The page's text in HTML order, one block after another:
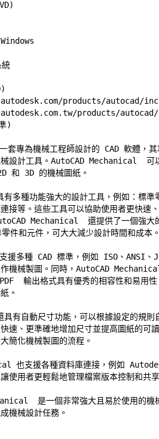
products/autocad/
products/
專為機械工程師設計的 CAD 軟體，其
械設計工具。AutoCAD Mechanical  可
和 3D 的機械圖紙。
多種功能強大的設計工具，例如：標準
接等。這些工具可以協助使用者更快速
Mechanical  還提供了一個強大
件和元件，可大大減少設計時間和成本
援多種 CAD 標準，例如 ISO、ANSI、
機械製圖。同時，AutoCAD
輸出格式具有優秀的相容性和易用
。
有自動尺寸功能，可以根據設定的規則
速、更準確地增加尺寸並提高圖紙的可
簡化機械製圖的流程。
也支援各種資料庫連接，例如
使用者更輕鬆地管理檔案版本控制和共
是一個非常強大且易於使用的機
機械設計任務。